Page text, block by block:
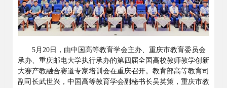
5月20日，由中国高等教育学会主办、重庆市教育委员会
承办、重庆邮电大学执行承办的第四届全国高校教师教学创新
大赛产教融合赛道专家培训会在重庆召开。教育部高等教育司
副司长武世兴，中国高等教育学会副秘书长吴英策，重庆市教